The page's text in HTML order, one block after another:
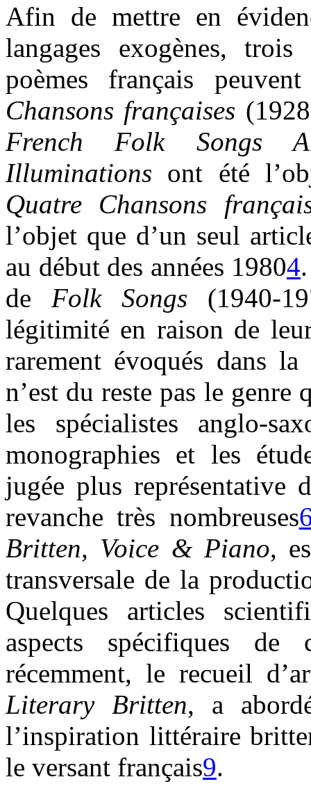
Afin de mettre en
langages exogènes,
poèmes français
Chansons françaises
French Folk Songs
Illuminations ont été
Quatre Chansons f
l’objet que d’un seul
au début des années 19804
de Folk Songs (1940-
légitimité en raison de
rarement évoqués dans
n’est du reste pas le
les spécialistes anglo-
monographies et les
jugée plus représentative
revanche très nombreuses
Britten, Voice & Piano,
transversale de la
Quelques articles
aspects spécifiques de
récemment, le recueil
Literary Britten, a
l’inspiration littéraire
le versant français9.